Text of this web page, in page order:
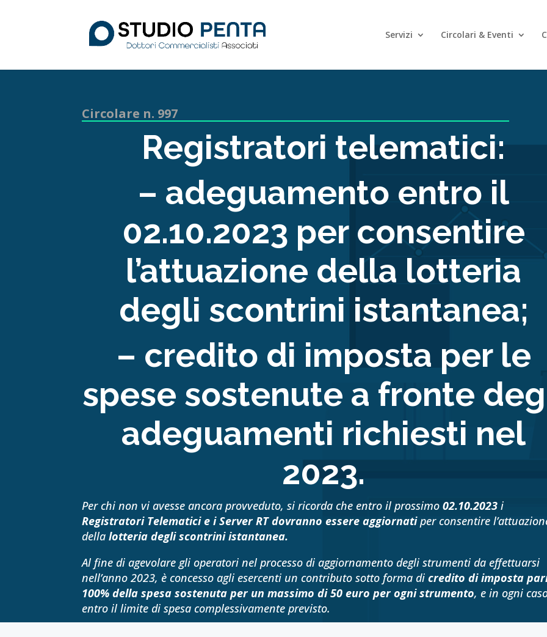
Servizi Circolari & Eventi
Circolare n. 997
Registratori telematici:
– adeguamento entro il
02.10.2023 per consentire
l’attuazione della lotteria
degli scontrini istantanea;
– credito di imposta per le
spese sostenute a fronte
adeguamenti richiesti nel
2023.
Per chi non vi avesse ancora provveduto, si ricorda che entro il prossimo02.10.2023i
Registratori Telematici e i Server RT dovranno essere aggiornatiper consentire
dellalotteria degli scontrini istantanea.
Al fine di agevolare gli operatori nel processo di aggiornamento degli strumenti da effettuarsi
nell’anno 2023, è concesso agli esercenti un contributo sotto forma dicredito di imposta
100% della spesa sostenuta per un massimo di 50 euro per ogni strumento, e in ogni
entro il limite di spesa complessivamente previsto.